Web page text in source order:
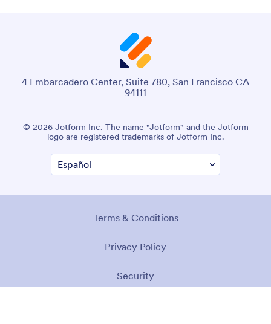
4 Embarcadero Center, Suite 780, San Francisco CA
94111
© 2026 Jotform Inc. The name "Jotform" and the Jotform
logo are registered trademarks of Jotform Inc.
Terms & Conditions
Privacy Policy
Security